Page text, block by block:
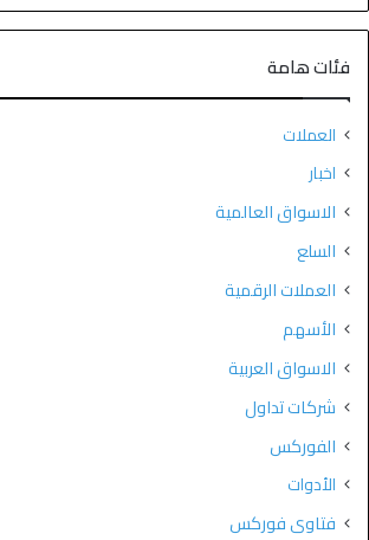
فئات هامة
العملات
اخبار
الاسواق العالمية
السلع
العملات الرقمية
الأسهم
الاسواق العربية
شركات تداول
الفوركس
الأدوات
فتاوى فوركس